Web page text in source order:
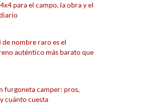
para el campo, la obra y el
de nombre raro es el
auténtico más barato que
furgoneta camper: pros,
cuánto cuesta